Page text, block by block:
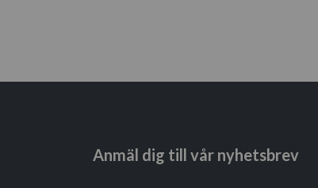
Anmäl dig till vår nyhetsbrev